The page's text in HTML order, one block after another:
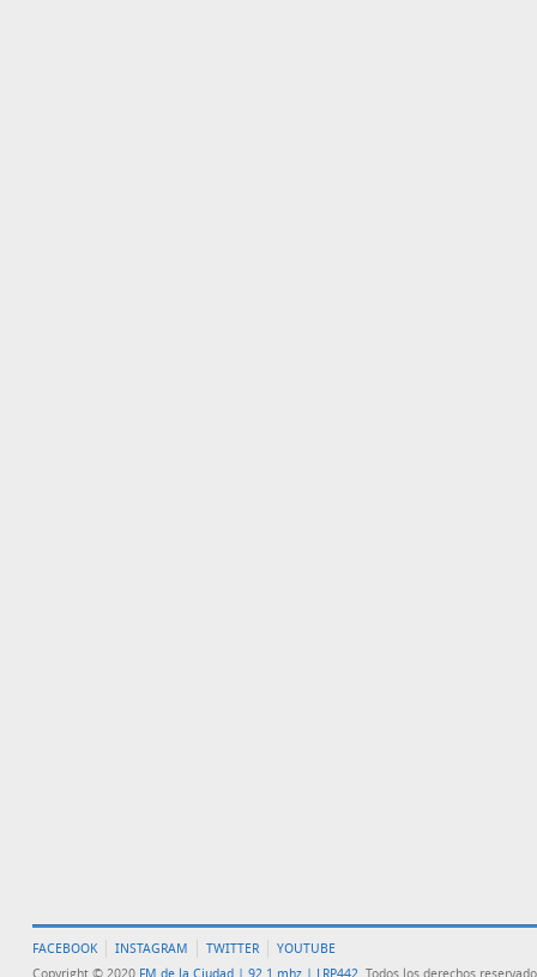
FACEBOOK INSTAGRAM TWITTER
YOUTUBE